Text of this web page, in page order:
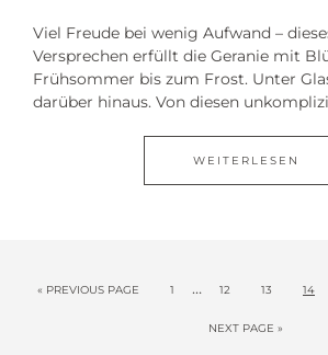
Viel Freude bei wenig Aufwand –
Versprechen erfüllt die Geranie mit
Frühsommer bis zum Frost. Unter
darüber hinaus. Von diesen
WEITERLESEN
« PREVIOUS PAGE 1 … 12 13 14
NEXT PAGE »